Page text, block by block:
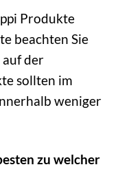
Produkte
beachten Sie
der
sollten im
weniger
zu welcher